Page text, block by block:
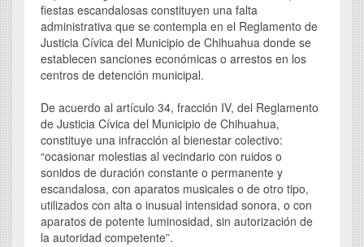
fiestas escandalosas constituyen una falta
administrativa que se contempla en el Reglamento de
Justicia Cívica del Municipio de Chihuahua donde se
establecen sanciones económicas o arrestos en los
centros de detención municipal.
De acuerdo al artículo 34, fracción IV, del Reglamento
de Justicia Cívica del Municipio de Chihuahua,
constituye una infracción al bienestar colectivo:
“ocasionar molestias al vecindario con ruidos o
sonidos de duración constante o permanente y
escandalosa, con aparatos musicales o de otro tipo,
utilizados con alta o inusual intensidad sonora, o con
aparatos de potente luminosidad, sin autorización de
la autoridad competente”.